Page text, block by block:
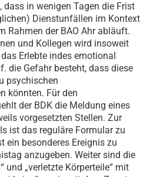
dass in wenigen Tagen die Frist
Dienstunfällen im Kontext
Rahmen der BAO Ahr abläuft.
und Kollegen wird insoweit
Erlebte indes emotional
die Gefahr besteht, dass diese
psychischen
könnten. Für den
der BDK die Meldung eines
vorgesetzten Stellen. Zur
ist das reguläre Formular zu
ein besonderes Ereignis zu
anzugeben. Weiter sind die
und „verletzte Körperteile“ mit